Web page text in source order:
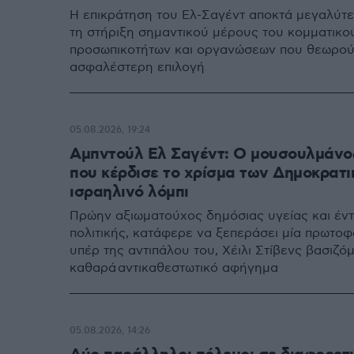
Η επικράτηση του Ελ-Σαγέντ αποκτά
τη στήριξη σημαντικού μέρους του
προσωπικοτήτων και οργανώσεων που
ασφαλέστερη επιλογή
Αμπντούλ Ελ Σαγέντ: Ο
που κέρδισε το χρίσμα των
ισραηλινό λόμπι
Πρώην αξιωματούχος δημόσιας υγείας και
πολιτικής, κατάφερε να ξεπεράσει μία
υπέρ της αντιπάλου του, Χέιλι Στίβενς
καθαρά αντικαθεστωτικό αφήγημα
05.08.2026, 19:24
05.08.2026, 14:26